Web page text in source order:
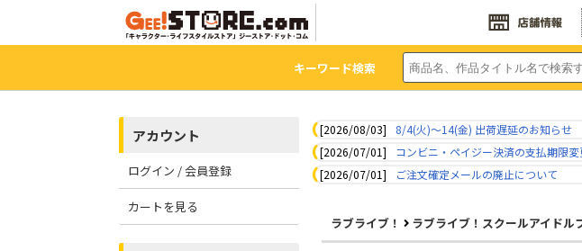
キーワード検索
アカウント
ログイン / 会員登録
カートを見る
[2026/08/03]
8/4(火)～14(金) 出荷遅延のお知らせ
[2026/07/01]
コンビニ・ペイジー決済の支払期限
[2026/07/01]
ご注文確定メールの廃止について
ラブライブ！ ラブライブ！スクールアイドル